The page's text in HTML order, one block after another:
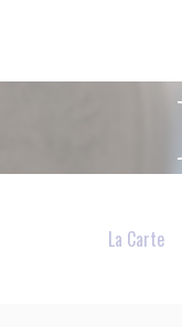
La Carte